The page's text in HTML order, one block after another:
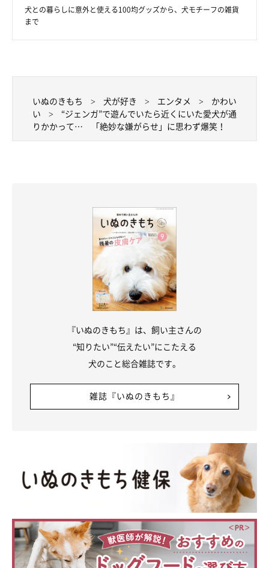
犬との暮らしに意外と使える100均グッズから、犬モチーフの雑貨
まで
いぬのきもち 犬が好き エンタメ
かわい
い
“ジェンガ”で遊んでいたら近くにいた愛犬が通
りかかって… 「絶妙な嫌がらせ」に思わず爆笑！
『いぬのきもち』は、飼い主さんの
“知りたい”“伝えたい”にこたえる
犬のこと総合雑誌です。
雑誌『いぬのきもち』